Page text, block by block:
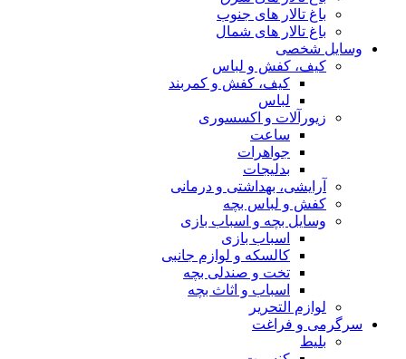
باغ تالار های جنوب
باغ تالار های شمال
وسایل شخصی
کیف، کفش و لباس
کیف، کفش و کمربند
لباس
زیورآلات و اکسسوری
ساعت
جواهرات
بدلیجات
آرایشی، بهداشتی و درمانی
کفش و لباس بچه
وسایل بچه و اسباب بازی
اسباب بازی
کالسکه و لوازم جانبی
تخت و صندلی بچه
اسباب و اثاث بچه
لوازم التحریر
سرگرمی و فراغت
بلیط